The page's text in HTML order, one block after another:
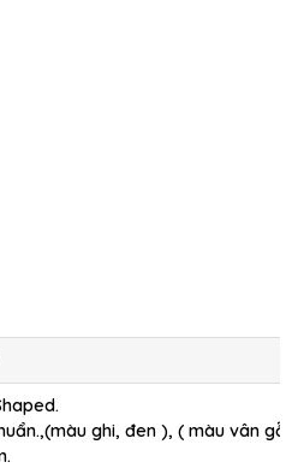
ghi, đen ), ( màu vân gỗ